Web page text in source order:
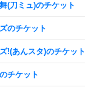
(刀ミュ)のチケット
のチケット
!(あんスタ)のチケット
チケット